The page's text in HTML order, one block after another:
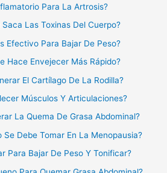
Para La Artrosis?
Saca Las Toxinas Del Cuerpo?
Efectivo Para Bajar De Peso?
Hace Envejecer Más Rápido?
El Cartílago De La Rodilla?
Músculos Y Articulaciones?
La Quema De Grasa Abdominal?
Se Debe Tomar En La Menopausia?
Para Bajar De Peso Y Tonificar?